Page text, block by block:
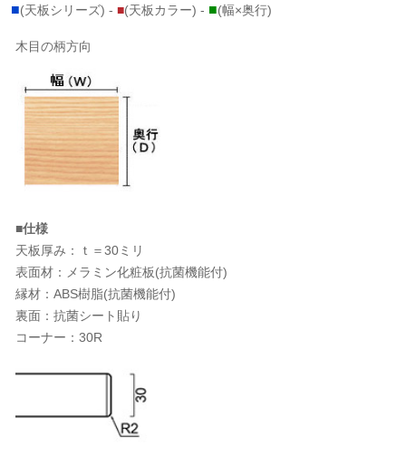
■(天板シリーズ) -■(天板カラー) - ■(幅×奥行)
木目の柄方向
■仕様
天板厚み：ｔ＝30ミリ
表面材：メラミン化粧板(抗菌機能付)
縁材：ABS樹脂(抗菌機能付)
裏面：抗菌シート貼り
コーナー：30R